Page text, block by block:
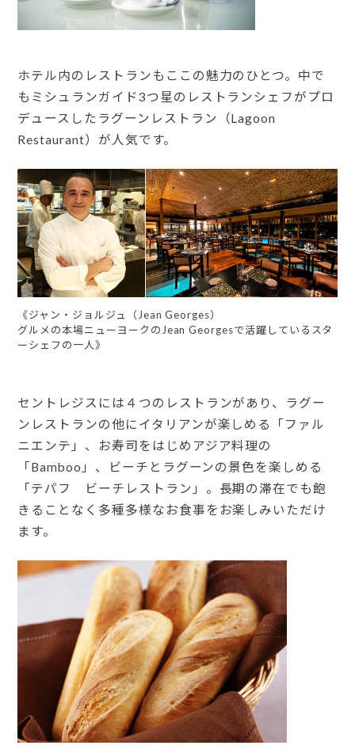
ホテル内のレストランもここの魅力のひとつ。中で
もミシュランガイド3つ星のレストランシェフがプロ
デュースしたラグーンレストラン（Lagoon
Restaurant）が人気です。
《ジャン・ジョルジュ（Jean Georges）
グルメの本場ニューヨークのJean Georgesで活躍しているスタ
ーシェフの一人》
セントレジスには４つのレストランがあり、ラグー
ンレストランの他にイタリアンが楽しめる「ファル
ニエンテ」、お寿司をはじめアジア料理の
「Bamboo」、ビーチとラグーンの景色を楽しめる
「テパフ ビーチレストラン」。長期の滞在でも飽
きることなく多種多様なお食事をお楽しみいただけ
ます。